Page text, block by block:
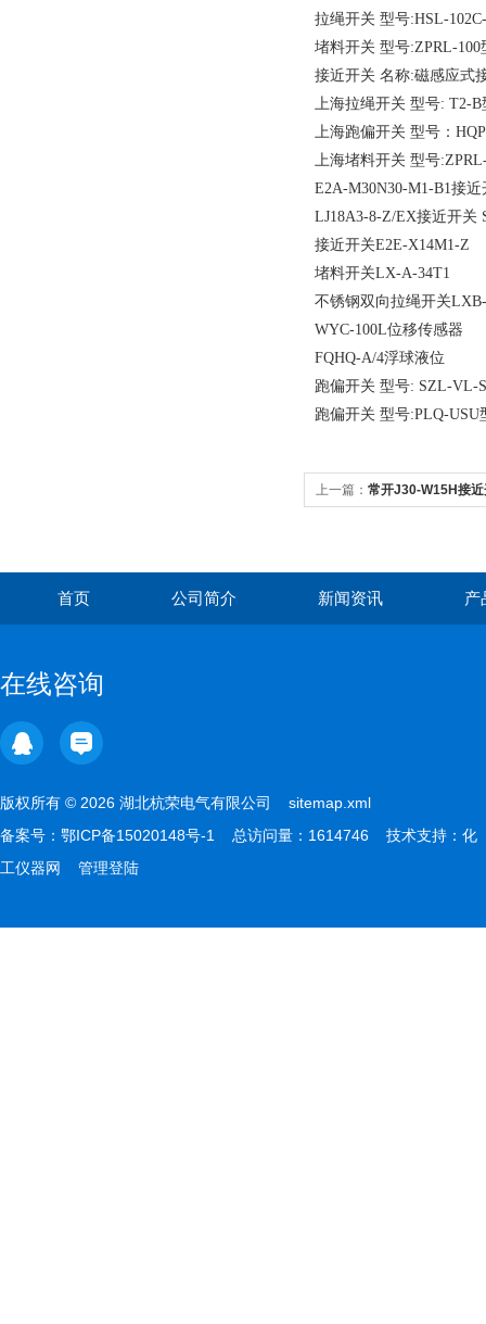
拉绳开关 型号:HSL-
堵料开关 型号:ZPRL-100
接近开关 名称:磁感应式
上海拉绳开关 型号: T2-B
上海跑偏开关 型号：
上海堵料开关 型号
E2A-M30N30-M1-B1接
LJ18A3-8-Z/EX接近开关
接近开关E2E-X14M1-Z
堵料开关LX-A-34T1
不锈钢双向拉绳开关
WYC-100L位移传感器
FQHQ-A/4浮球液位
跑偏开关 型号: SZL-VL-
跑偏开关 型号:PLQ-USU
上一篇： 常开J30-W15H接
首页 公司简介 新闻资讯 产
在线咨询
版权所有 © 2026 湖北杭荣电气有限公司 sitemap.xml
备案号： 鄂ICP备15020148号-1 总访问量：1614746 技术支持： 化
工仪器网
管理登陆